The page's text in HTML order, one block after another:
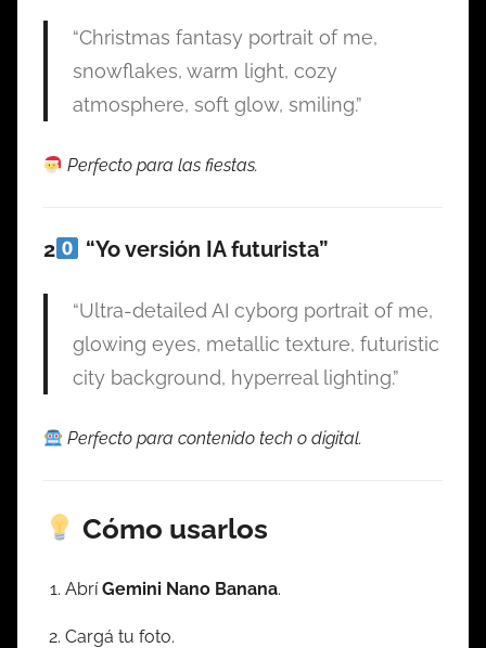
“Christmas fantasy portrait of me,
snowflakes, warm light, cozy
atmosphere, soft glow, smiling.”
Perfecto para las fiestas.
2 “Yo versión IA futurista”
“Ultra-detailed AI cyborg portrait of me,
glowing eyes, metallic texture, futuristic
city background, hyperreal lighting.”
Perfecto para contenido tech o digital.
Cómo usarlos
AbríGemini Nano Banana.
Cargá tu foto.